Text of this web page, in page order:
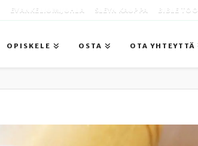
EVANKELIUMIJUHLA SLEYN KAUPPA BIBLE
OPISKELE OSTA OTA YHTEYTTÄ